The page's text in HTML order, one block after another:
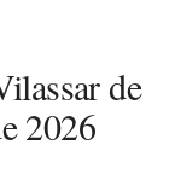
de
2026